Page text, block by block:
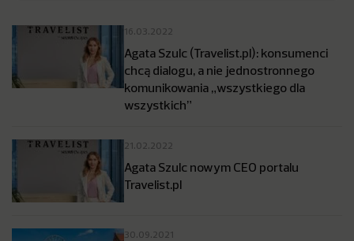
16.03.2022
Agata Szulc (Travelist.pl): konsumenci
chcą dialogu, a nie jednostronnego
komunikowania „wszystkiego dla
wszystkich”
21.02.2022
Agata Szulc nowym CEO portalu
Travelist.pl
30.09.2021